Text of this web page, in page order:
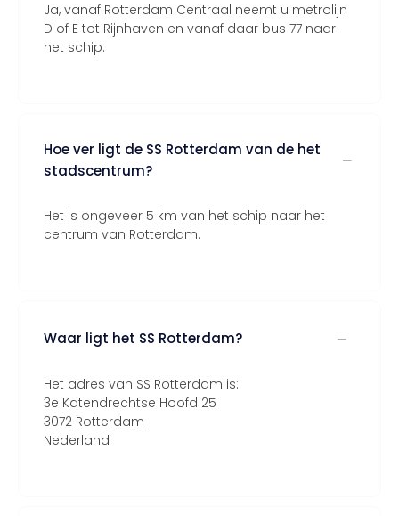
Ja, vanaf Rotterdam Centraal neemt u metrolijn
D of E tot Rijnhaven en vanaf daar bus 77 naar
het schip.
Hoe ver ligt de SS Rotterdam van de het
stadscentrum?
Het is ongeveer 5 km van het schip naar het
centrum van Rotterdam.
Waar ligt het SS Rotterdam?
Het adres van SS Rotterdam is:
3e Katendrechtse Hoofd 25
3072 Rotterdam
Nederland